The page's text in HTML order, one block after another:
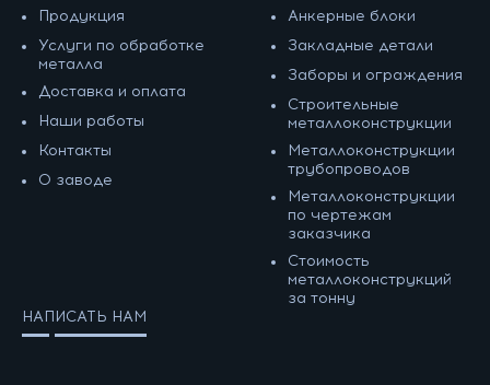
Продукция
Услуги по обработке
металла
Доставка и оплата
Наши работы
Контакты
О заводе
Анкерные блоки
Закладные детали
Заборы и ограждения
Строительные
металлоконструкции
Металлоконструкции
трубопроводов
Металлоконструкции
по чертежам
заказчика
Cтоимость
металлоконструкций
за тонну
НАПИСАТЬ НАМ